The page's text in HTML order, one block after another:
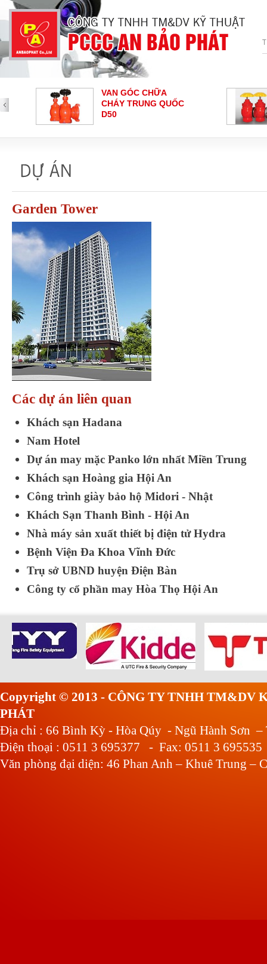
VAN GÓC CHỮA
CHÁY TRUNG QUỐC
D50
VAN
CHÁY
HOCHIKI
Garden Tower
Các dự án liên quan
Khách sạn Hadana
Nam Hotel
Dự án may mặc Panko lớn nhất Miền Trung
Khách sạn Hoàng gia Hội An
Công trình giày bảo hộ Midori - Nhật
Khách Sạn Thanh Bình - Hội An
Nhà máy sản xuất thiết bị điện tử Hydra
Bệnh Viện Đa Khoa Vĩnh Đức
Trụ sở UBND huyện Điện Bàn
Công ty cổ phần may Hòa Thọ Hội An
Copyright © 2013 - CÔNG TY TNHH TM&DV
PHÁT
Địa chỉ : 66 Bình Kỳ - Hòa Qúy - Ngũ Hành Sơn –
Điện thoại : 0511 3 695377 - Fax: 0511 3 695535
Văn phòng đại diện: 46 Phan Anh – Khuê Trung –